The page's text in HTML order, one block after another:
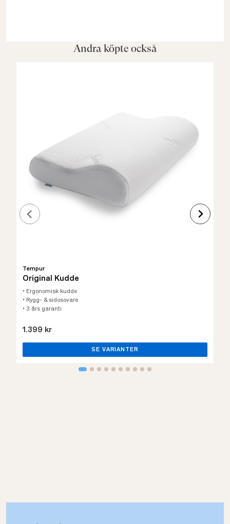
Andra köpte också
Tempur
Original Kudde
• Ergonomisk kudde
• Rygg- & sidosovare
• 3 års garanti
1.399 kr
SE VARIANTER